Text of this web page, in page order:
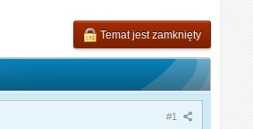
Temat jest zamknięty
#1